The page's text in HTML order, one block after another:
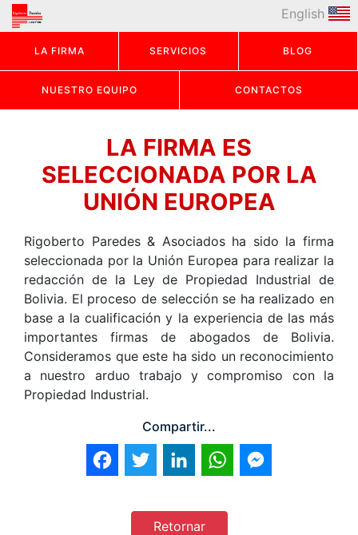
LA FIRMA SERVICIOS BLOG
NUESTRO EQUIPO CONTACTOS
English
LA FIRMA ES
SELECCIONADA POR LA
UNIÓN EUROPEA
Rigoberto Paredes & Asociados ha sido la firma
seleccionada por la Unión Europea para realizar la
redacción de la Ley de Propiedad Industrial de
Bolivia. El proceso de selección se ha realizado en
base a la cualificación y la experiencia de las más
importantes firmas de abogados de Bolivia.
Consideramos que este ha sido un reconocimiento
a nuestro arduo trabajo y compromiso con la
Propiedad Industrial.
Compartir...
FacebookTwitter LinkedIn WhatsApp
Retornar